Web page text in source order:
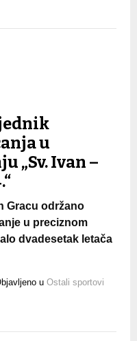
u
„Sv. Ivan –
Gracu održano
u preciznom
dvadesetak letača
u Ostali sportovi